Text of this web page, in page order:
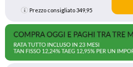
Prezzo consigliato349,95